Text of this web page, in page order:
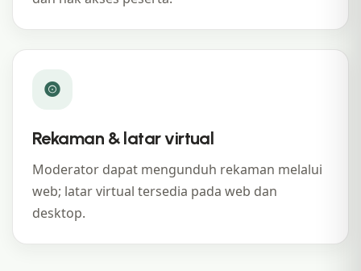
Rekaman & latar virtual
Moderator dapat mengunduh rekaman melalui
web; latar virtual tersedia pada web dan
desktop.